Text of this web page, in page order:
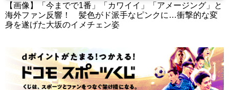
【画像】「今までで1番」「カワイイ」「アメージング」と
海外ファン反響！ 髪色がド派手なピンクに…衝撃的な変
身を遂げた大坂のイメチェン姿